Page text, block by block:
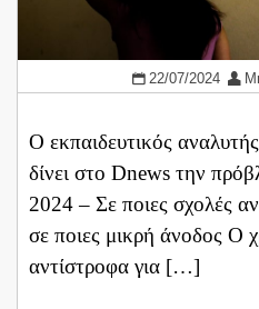
22/07/2024
Ο εκπαιδευτικός
δίνει στο Dnews την
2024 – Σε ποιες σχολές
σε ποιες μικρή άνοδος Ο
αντίστροφα για […]